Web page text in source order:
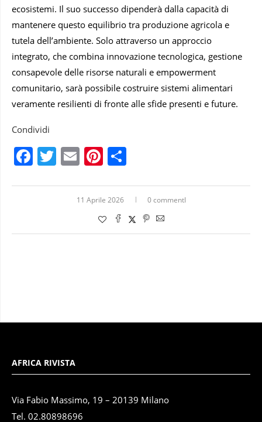
ecosistemi. Il suo successo dipenderà dalla capacità di
mantenere questo equilibrio tra produzione agricola e
tutela dell’ambiente. Solo attraverso un approccio
integrato, che combina innovazione tecnologica, gestione
consapevole delle risorse naturali e empowerment
comunitario, sarà possibile costruire sistemi alimentari
veramente resilienti di fronte alle sfide presenti e future.
Condividi
Facebook
Twitter
EmailPinterest
11 Aprile 2026 0 commentI
AFRICA RIVISTA
Via Fabio Massimo, 19 – 20139 Milano
Tel. 02.80898696